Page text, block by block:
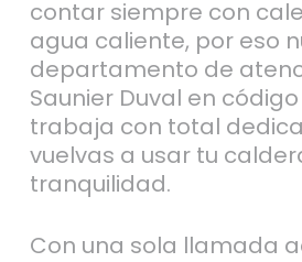
contar siempre con
agua caliente, por eso
departamento de
Saunier Duval en
trabaja con total
vuelvas a usar tu
tranquilidad.
Con una sola llamada